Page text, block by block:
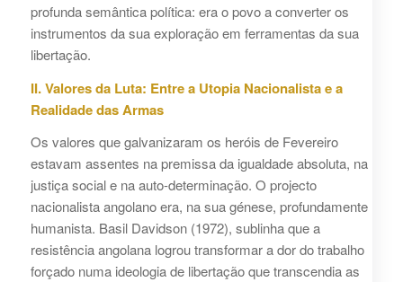
profunda semântica política: era o povo a converter os
instrumentos da sua exploração em ferramentas da sua
libertação.
II. Valores da Luta: Entre a Utopia Nacionalista e a
Realidade das Armas
Os valores que galvanizaram os heróis de Fevereiro
estavam assentes na premissa da igualdade absoluta, na
justiça social e na auto-determinação. O projecto
nacionalista angolano era, na sua génese, profundamente
humanista. Basil Davidson (1972), sublinha que a
resistência angolana logrou transformar a dor do trabalho
forçado numa ideologia de libertação que transcendia as